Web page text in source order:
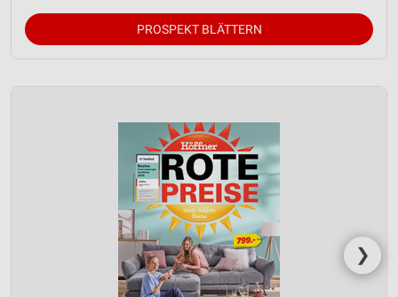
PROSPEKT BLÄTTERN
❯